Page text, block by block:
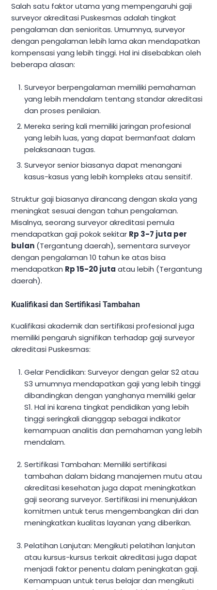
Salah satu faktor utama yang mempengaruhi gaji
surveyor akreditasi Puskesmas adalah tingkat
pengalaman dan senioritas. Umumnya, surveyor
dengan pengalaman lebih lama akan mendapatkan
kompensasi yang lebih tinggi. Hal ini disebabkan oleh
beberapa alasan:
Surveyor berpengalaman memiliki pemahaman
yang lebih mendalam tentang standar akreditasi
dan proses penilaian.
Mereka sering kali memiliki jaringan profesional
yang lebih luas, yang dapat bermanfaat dalam
pelaksanaan tugas.
Surveyor senior biasanya dapat menangani
kasus-kasus yang lebih kompleks atau sensitif.
Struktur gaji biasanya dirancang dengan skala yang
meningkat sesuai dengan tahun pengalaman.
Misalnya, seorang surveyor akreditasi pemula
mendapatkan gaji pokok sekitar Rp 3-7 juta per
bulan (Tergantung daerah), sementara surveyor
dengan pengalaman 10 tahun ke atas bisa
mendapatkan Rp 15-20 juta atau lebih (Tergantung
daerah).
Kualifikasi dan Sertifikasi Tambahan
Kualifikasi akademik dan sertifikasi profesional juga
memiliki pengaruh signifikan terhadap gaji surveyor
akreditasi Puskesmas:
Gelar Pendidikan: Surveyor dengan gelar S2 atau
S3 umumnya mendapatkan gaji yang lebih tinggi
dibandingkan dengan yanghanya memiliki gelar
S1. Hal ini karena tingkat pendidikan yang lebih
tinggi seringkali dianggap sebagai indikator
kemampuan analitis dan pemahaman yang lebih
mendalam.
Sertifikasi Tambahan: Memiliki sertifikasi
tambahan dalam bidang manajemen mutu atau
akreditasi kesehatan juga dapat meningkatkan
gaji seorang surveyor. Sertifikasi ini menunjukkan
komitmen untuk terus mengembangkan diri dan
meningkatkan kualitas layanan yang diberikan.
Pelatihan Lanjutan: Mengikuti pelatihan lanjutan
atau kursus-kursus terkait akreditasi juga dapat
menjadi faktor penentu dalam peningkatan gaji.
Kemampuan untuk terus belajar dan mengikuti